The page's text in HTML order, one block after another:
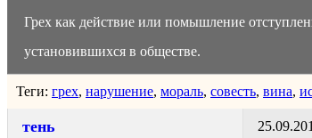
Грех как действие или помышление
установившихся в обществе.
Теги: грех, нарушение, мораль, совесть, вина,
тень